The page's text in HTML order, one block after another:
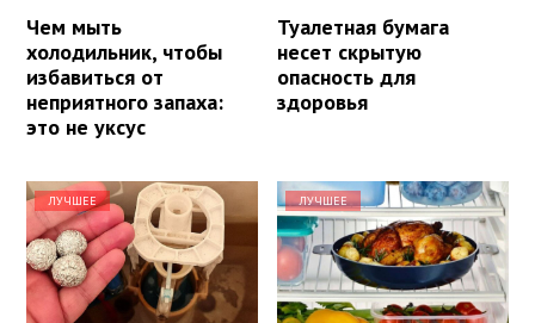
Чем мыть
холодильник, чтобы
избавиться от
неприятного запаха:
это не уксус
Туалетная бумага
несет скрытую
опасность для
здоровья
ЛУЧШЕЕ ЛУЧШЕЕ